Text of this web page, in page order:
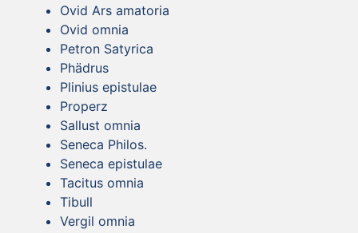
Ovid Ars amatoria
Ovid omnia
Petron Satyrica
Phädrus
Plinius epistulae
Properz
Sallust omnia
Seneca Philos.
Seneca epistulae
Tacitus omnia
Tibull
Vergil omnia